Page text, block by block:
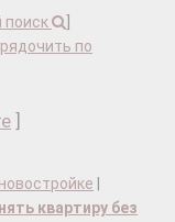
поиск
по
квартиру без